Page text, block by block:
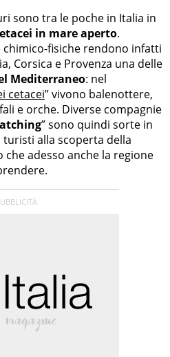
sono tra le poche in Italia in
in mare aperto.
fisiche rendono infatti
Corsica e Provenza una delle
Mediterraneo: nel
cetacei” vivono balenottere,
e orche. Diverse compagnie
” sono quindi sorte in
alla scoperta della
adesso anche la regione